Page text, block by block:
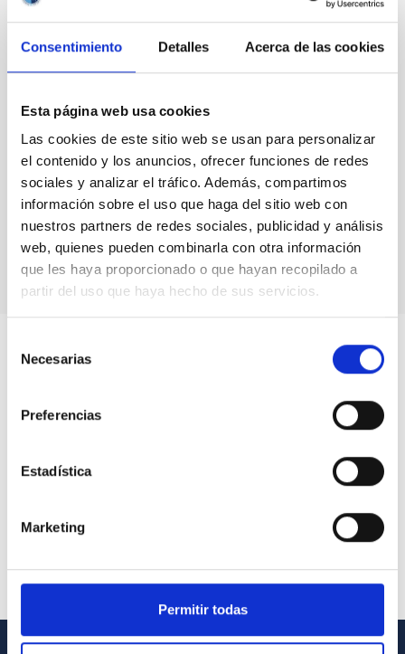
Consentimiento Detalles Acerca de las cookies
Esta página web usa cookies
Las cookies de este sitio web se usan para personalizar
el contenido y los anuncios, ofrecer funciones de redes
sociales y analizar el tráfico. Además, compartimos
información sobre el uso que haga del sitio web con
nuestros partners de redes sociales, publicidad y análisis
web, quienes pueden combinarla con otra información
que les haya proporcionado o que hayan recopilado a
partir del uso que haya hecho de sus servicios.
Necesarias
Preferencias
Estadística
Marketing
Permitir todas
bibliográficas, informáticas y de observación, y acceso a
la financiación necesaria para el desarrollo efectivo de la
entusiasta. Además cuenta con acceso a todas las
(incluido elGran Telescopio Canarias ) a otras instalaciones
españolas, al ESO, a la ESA y al IRAM.
El Programa Severo Ochoa contribuye además a la formación
profesional mediante la financiación específica deescuelas
internacionalesorganizadas por el IAC y a través de un
programa de Seminarios Severo Ochoa.